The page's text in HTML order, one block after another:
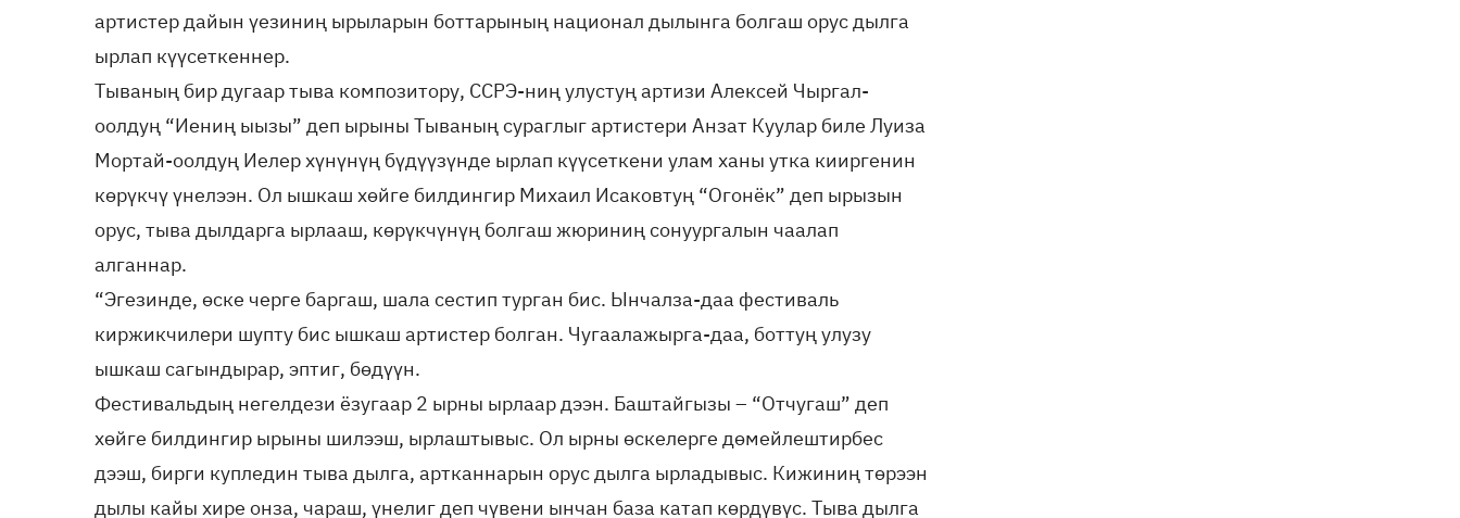
артистер дайын үезиниң ырыларын боттарының национал дылынга болгаш орус дылга
ырлап күүсеткеннер.
Тываның бир дугаар тыва композитору, ССРЭ-ниң улустуң артизи Алексей Чыргал-
оолдуң “Иениң ыызы” деп ырыны Тываның сураглыг артистери Анзат Куулар биле Луиза
Мортай-оолдуң Иелер хүнүнүң бүдүүзүнде ырлап күүсеткени улам ханы утка кииргенин
көрүкчү үнелээн. Ол ышкаш хөйге билдингир Михаил Исаковтуң “Огонёк” деп ырызын
орус, тыва дылдарга ырлааш, көрүкчүнүң болгаш жюриниң сонуургалын чаалап
алганнар.
“Эгезинде, өске черге баргаш, шала сестип турган бис. Ынчалза-даа фестиваль
киржикчилери шупту бис ышкаш артистер болган. Чугаалажырга-даа, боттуң улузу
ышкаш сагындырар, эптиг, бөдүүн.
Фестивальдың негелдези ёзугаар 2 ырны ырлаар дээн. Баштайгызы – “Отчугаш” деп
хөйге билдингир ырыны шилээш, ырлаштывыс. Ол ырны өскелерге дөмейлештирбес
дээш, бирги купледин тыва дылга, артканнарын орус дылга ырладывыс. Кижиниң төрээн
дылы кайы хире онза, чараш, үнелиг деп чүвени ынчан база катап көрдүвүс. Тыва дылга